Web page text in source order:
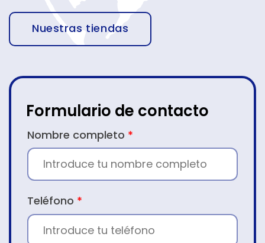
Nuestras tiendas
Formulario de contacto
CONTACTO
Nombre completo *
Teléfono *